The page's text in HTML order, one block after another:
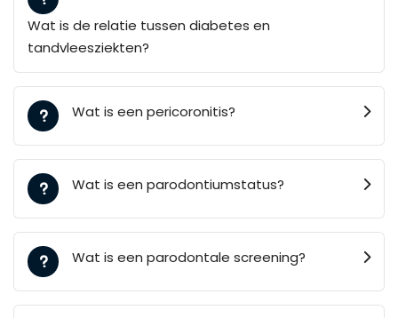
Wat is de relatie tussen diabetes en
tandvleesziekten?
Wat is een pericoronitis?
Wat is een parodontiumstatus?
Wat is een parodontale screening?